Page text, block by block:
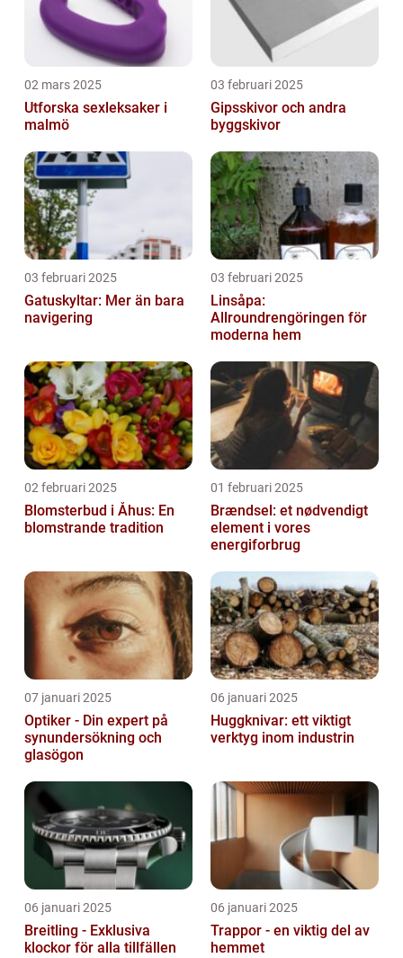
02 mars 2025
Utforska sexleksaker i
malmö
03 februari 2025
Gipsskivor och andra
byggskivor
03 februari 2025
Gatuskyltar: Mer än bara
navigering
03 februari 2025
Linsåpa:
Allroundrengöringen för
moderna hem
02 februari 2025
Blomsterbud i Åhus: En
blomstrande tradition
01 februari 2025
Brændsel: et nødvendigt
element i vores
energiforbrug
07 januari 2025
Optiker - Din expert på
synundersökning och
glasögon
06 januari 2025
Huggknivar: ett viktigt
verktyg inom industrin
06 januari 2025
Breitling - Exklusiva
klockor för alla tillfällen
06 januari 2025
Trappor - en viktig del av
hemmet